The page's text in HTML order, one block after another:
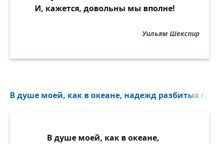
И, кажется, довольны мы вполне!
Уильям Шекспир
В душе моей, как в океане, надежд разбитых
В душе моей, как в океане,